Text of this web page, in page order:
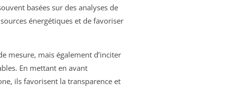
basées sur des analyses de
énergétiques et de favoriser
mesure, mais également d’inciter
En mettant en avant
ils favorisent la transparence et